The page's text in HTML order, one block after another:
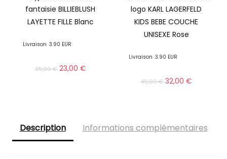
fantaisie BILLIEBLUSH
LAYETTE FILLE Blanc
Livraison 3.90 EUR
35,00€ 23,00 €
logo KARL LAGERFELD
KIDS BEBE COUCHE
UNISEXE Rose
Livraison 3.90 EUR
49,00€ 32,00€
Description Informations complémentaires